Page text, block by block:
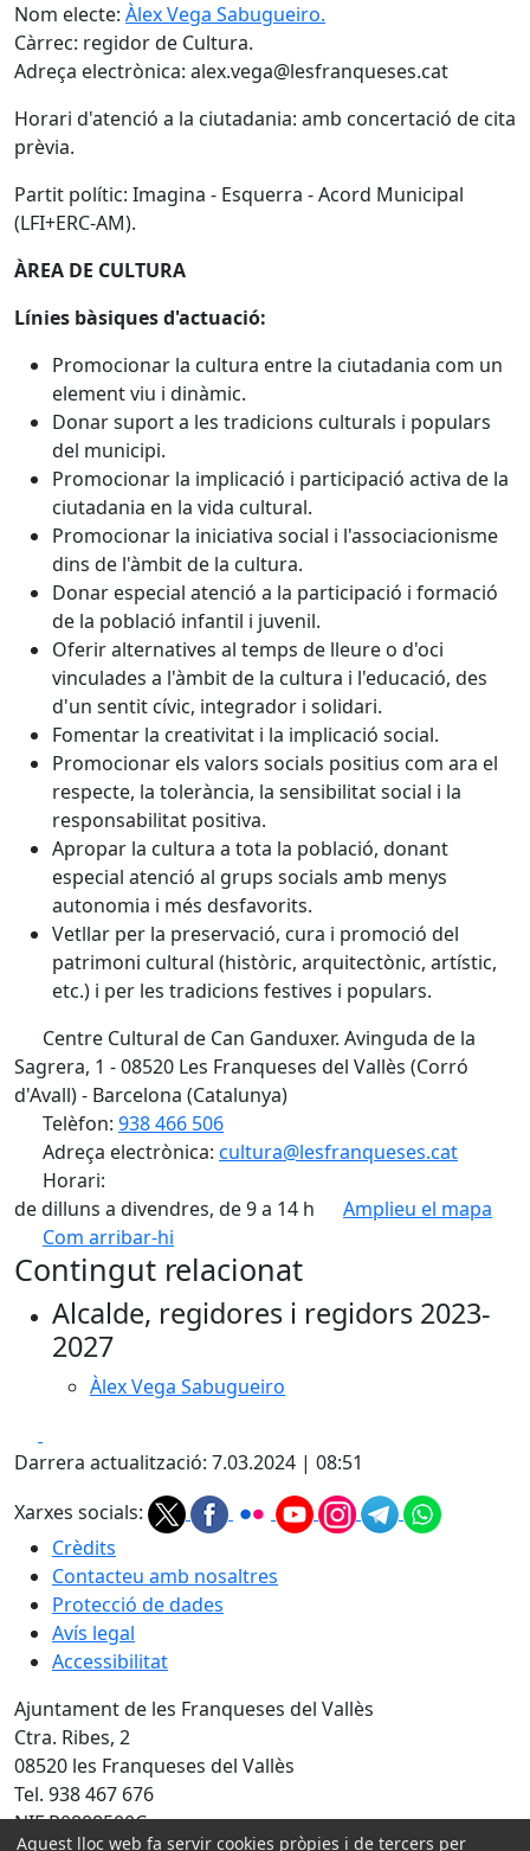
Nom electe: Àlex Vega Sabugueiro.
Càrrec: regidor de Cultura.
Adreça electrònica: alex.vega@lesfranqueses.cat
Horari d'atenció a la ciutadania: amb concertació de cita
prèvia.
Partit polític: Imagina - Esquerra - Acord Municipal
(LFI+ERC-AM).
ÀREA DE CULTURA
Línies bàsiques d'actuació:
Promocionar la cultura entre la ciutadania com un
element viu i dinàmic.
Donar suport a les tradicions culturals i populars
del municipi.
Promocionar la implicació i participació activa de la
ciutadania en la vida cultural.
Promocionar la iniciativa social i l'associacionisme
dins de l'àmbit de la cultura.
Donar especial atenció a la participació i formació
de la població infantil i juvenil.
Oferir alternatives al temps de lleure o d'oci
vinculades a l'àmbit de la cultura i l'educació, des
d'un sentit cívic, integrador i solidari.
Fomentar la creativitat i la implicació social.
Promocionar els valors socials positius com ara el
respecte, la tolerància, la sensibilitat social i la
responsabilitat positiva.
Apropar la cultura a tota la població, donant
especial atenció al grups socials amb menys
autonomia i més desfavorits.
Vetllar per la preservació, cura i promoció del
patrimoni cultural (històric, arquitectònic, artístic,
etc.) i per les tradicions festives i populars.
Centre Cultural de Can Ganduxer. Avinguda de la
Sagrera, 1 - 08520 Les Franqueses del Vallès (Corró
d'Avall) - Barcelona (Catalunya)
Telèfon: 938 466 506
Adreça electrònica: cultura@lesfranqueses.cat
Horari:
de dilluns a divendres, de 9 a 14 h
Amplieu el mapa
Com arribar-hi
+
−
Contingut relacionat
Alcalde, regidores i regidors 2023-
2027
Àlex Vega Sabugueiro
Darrera actualització: 7.03.2024 | 08:51
Xarxes socials:
Crèdits
Contacteu amb nosaltres
Protecció de dades
Avís legal
Accessibilitat
Ajuntament de les Franqueses del Vallès
Ctra. Ribes, 2
08520 les Franqueses del Vallès
Tel. 938 467 676
NIF P0808500C
Aquest lloc web fa servir cookies pròpies i de tercers per